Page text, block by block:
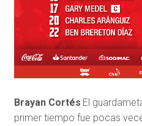
Brayan Cortés:El
primer tiempo fue pocas